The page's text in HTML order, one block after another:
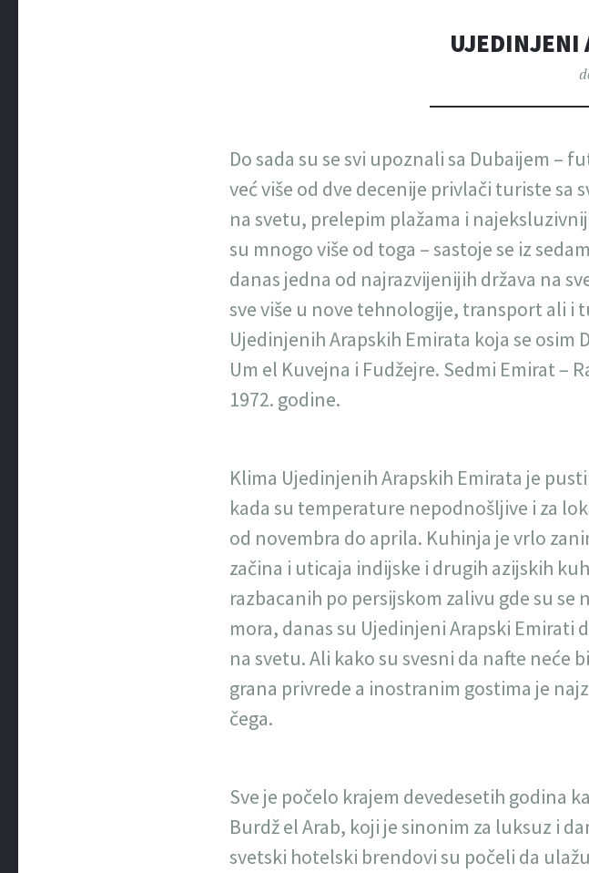
UJEDINJENI
Do sada su se svi upoznali sa Dubaijem –
već više od dve decenije privlači turiste sa
na svetu, prelepim plažama i
su mnogo više od toga – sastoje se iz
danas jedna od najrazvijenijih država na
sve više u nove tehnologije, transport ali i
Ujedinjenih Arapskih Emirata koja se osim
Um el Kuvejna i Fudžejre. Sedmi Emirat –
1972. godine.
Klima Ujedinjenih Arapskih Emirata je
kada su temperature nepodnošljive i za
od novembra do aprila. Kuhinja je vrlo
začina i uticaja indijske i drugih azijskih
razbacanih po persijskom zalivu gde su
mora, danas su Ujedinjeni Arapski Emirati
na svetu. Ali kako su svesni da nafte
grana privrede a inostranim gostima je
čega.
Sve je počelo krajem devedesetih godina
Burdž el Arab, koji je sinonim za luksuz i
svetski hotelski brendovi su počeli da